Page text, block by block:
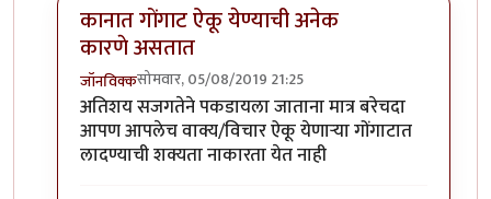
कानात गोंगाट ऐकू येण्याची अनेक
कारणे असतात
जॉनविक्कसोमवार, 05/08/2019 21:25
In reply toधन्यवाद जॉन विक्क जी . हाbyतमराज किल्विष
अतिशय सजगतेने पकडायला जाताना मात्र बरेचदा
आपण आपलेच वाक्य/विचार ऐकू येणाऱ्या गोंगाटात
लादण्याची शक्यता नाकारता येत नाही